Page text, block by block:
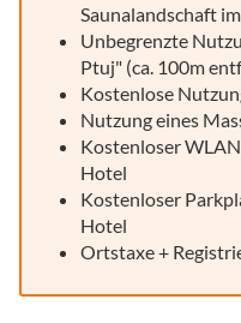
Saunalandschaft
Unbegrenzte
Ptuj" (ca. 100m
Kostenlose
Nutzung eines
Kostenloser
Hotel
Kostenloser
Hotel
Ortstaxe +